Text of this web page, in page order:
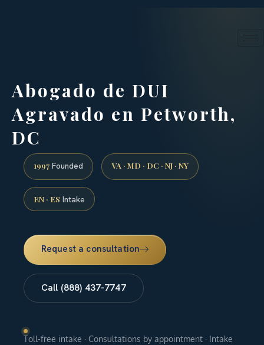
Abogado de DUI
Agravado en Petworth,
DC
1997 Founded VA · MD · DC · NJ · NY
EN · ES Intake
Request a consultation
Call (888) 437-7747
Toll-free intake · Consultations by appointment · Intake